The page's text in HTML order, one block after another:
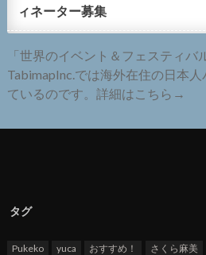
ィネーター募集
「世界のイベント＆フェスティバ
TabimapInc.では海外在住の日本
ているのです。詳細はこちら→
タグ
Pukeko yuca おすすめ！ さくら麻美